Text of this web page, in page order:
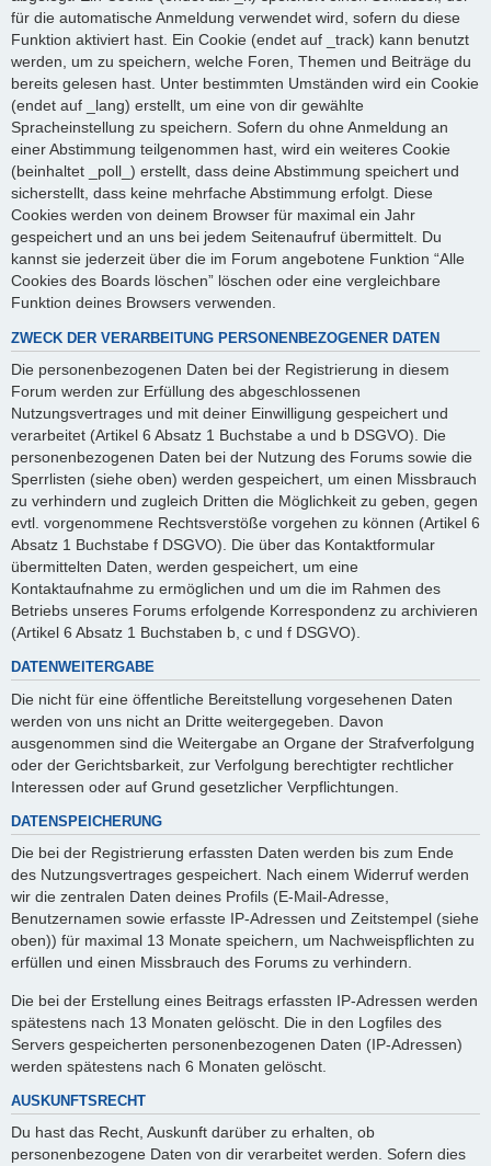
für die automatische Anmeldung verwendet wird, sofern du diese
Funktion aktiviert hast. Ein Cookie (endet auf _track) kann benutzt
werden, um zu speichern, welche Foren, Themen und Beiträge du
bereits gelesen hast. Unter bestimmten Umständen wird ein Cookie
(endet auf _lang) erstellt, um eine von dir gewählte
Spracheinstellung zu speichern. Sofern du ohne Anmeldung an
einer Abstimmung teilgenommen hast, wird ein weiteres Cookie
(beinhaltet _poll_) erstellt, dass deine Abstimmung speichert und
sicherstellt, dass keine mehrfache Abstimmung erfolgt. Diese
Cookies werden von deinem Browser für maximal ein Jahr
gespeichert und an uns bei jedem Seitenaufruf übermittelt. Du
kannst sie jederzeit über die im Forum angebotene Funktion “Alle
Cookies des Boards löschen” löschen oder eine vergleichbare
Funktion deines Browsers verwenden.
ZWECK DER VERARBEITUNG PERSONENBEZOGENER DATEN
Die personenbezogenen Daten bei der Registrierung in diesem
Forum werden zur Erfüllung des abgeschlossenen
Nutzungsvertrages und mit deiner Einwilligung gespeichert und
verarbeitet (Artikel 6 Absatz 1 Buchstabe a und b DSGVO). Die
personenbezogenen Daten bei der Nutzung des Forums sowie die
Sperrlisten (siehe oben) werden gespeichert, um einen Missbrauch
zu verhindern und zugleich Dritten die Möglichkeit zu geben, gegen
evtl. vorgenommene Rechtsverstöße vorgehen zu können (Artikel 6
Absatz 1 Buchstabe f DSGVO). Die über das Kontaktformular
übermittelten Daten, werden gespeichert, um eine
Kontaktaufnahme zu ermöglichen und um die im Rahmen des
Betriebs unseres Forums erfolgende Korrespondenz zu archivieren
(Artikel 6 Absatz 1 Buchstaben b, c und f DSGVO).
DATENWEITERGABE
Die nicht für eine öffentliche Bereitstellung vorgesehenen Daten
werden von uns nicht an Dritte weitergegeben. Davon
ausgenommen sind die Weitergabe an Organe der Strafverfolgung
oder der Gerichtsbarkeit, zur Verfolgung berechtigter rechtlicher
Interessen oder auf Grund gesetzlicher Verpflichtungen.
DATENSPEICHERUNG
Die bei der Registrierung erfassten Daten werden bis zum Ende
des Nutzungsvertrages gespeichert. Nach einem Widerruf werden
wir die zentralen Daten deines Profils (E-Mail-Adresse,
Benutzernamen sowie erfasste IP-Adressen und Zeitstempel (siehe
oben)) für maximal 13 Monate speichern, um Nachweispflichten zu
erfüllen und einen Missbrauch des Forums zu verhindern.
Die bei der Erstellung eines Beitrags erfassten IP-Adressen werden
spätestens nach 13 Monaten gelöscht. Die in den Logfiles des
Servers gespeicherten personenbezogenen Daten (IP-Adressen)
werden spätestens nach 6 Monaten gelöscht.
AUSKUNFTSRECHT
Du hast das Recht, Auskunft darüber zu erhalten, ob
personenbezogene Daten von dir verarbeitet werden. Sofern dies